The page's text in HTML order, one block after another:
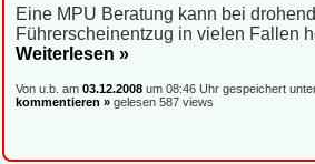
Eine MPU Beratung kann bei
Führerscheinentzug in vielen Fallen
Weiterlesen »
Von u.b. am 03.12.2008 um 08:46 Uhr gespeichert
kommentieren » gelesen 587 views